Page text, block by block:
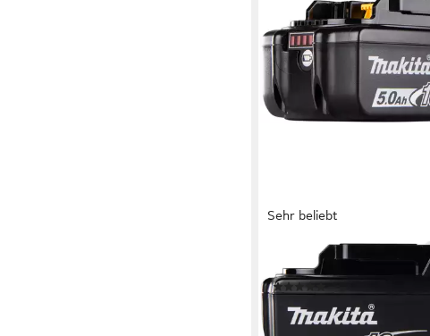
Sehr beliebt
»BL1850« Akku, 18 V, 5 Ah
ab 79,99 € UVP 108,00 €
-26%